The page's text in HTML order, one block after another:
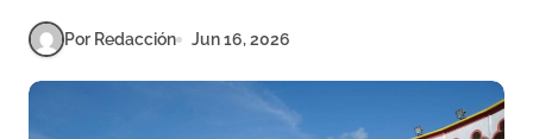
Por Redacción Jun 16, 2026